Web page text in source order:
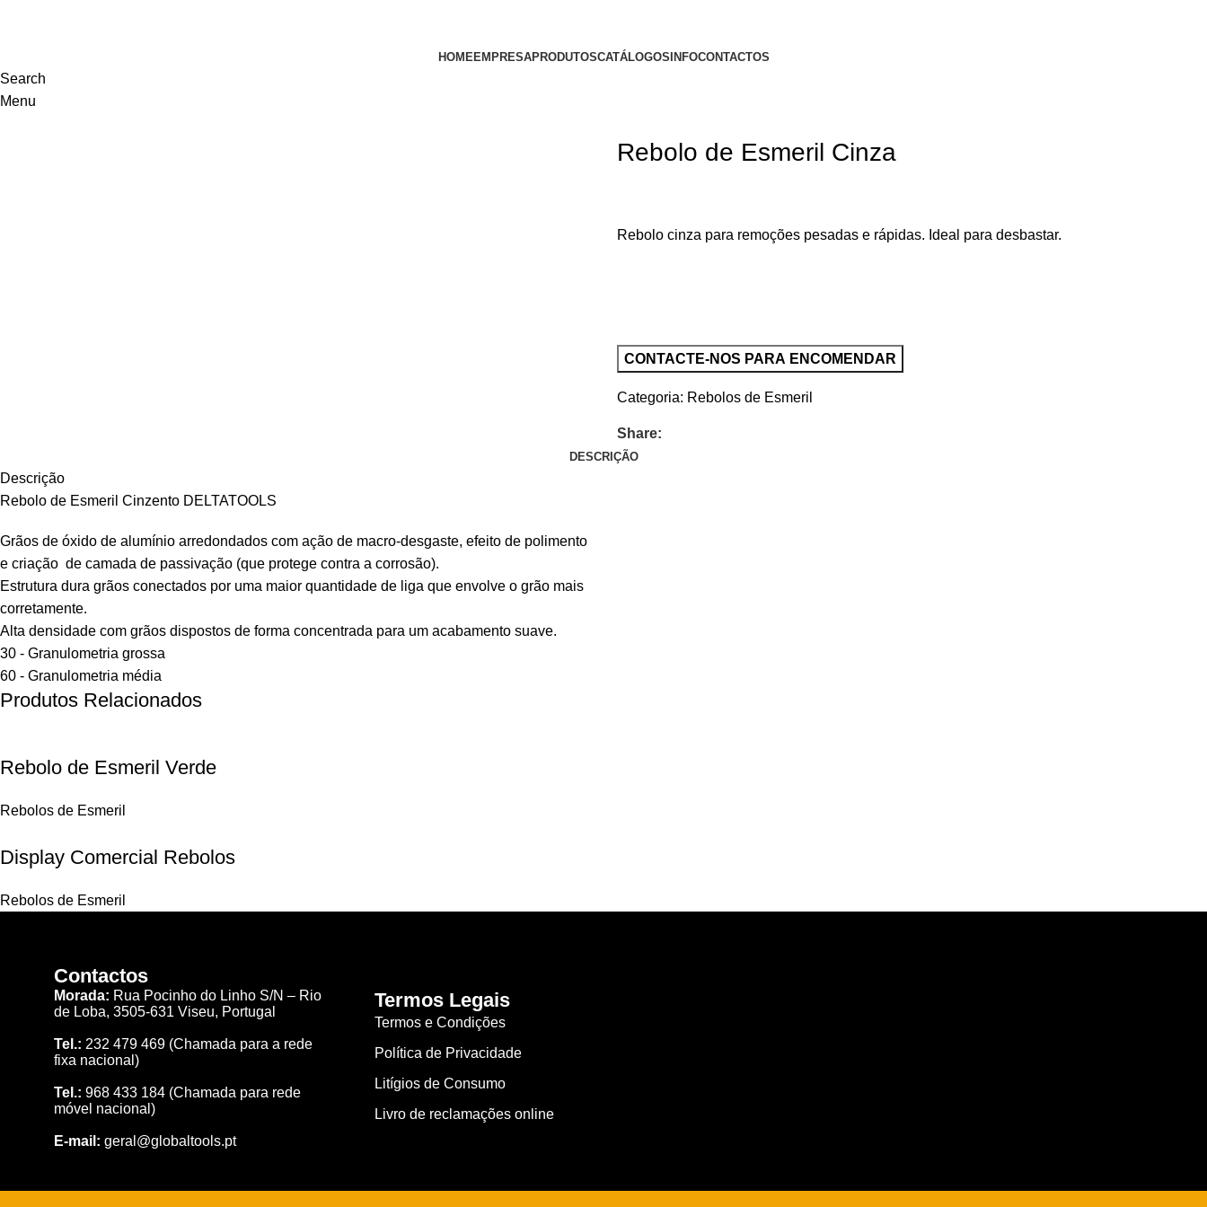
HOMEEMPRESAPRODUTOSCATÁLOGOS INFOCONTACTOS
Search
Menu
Rebolo de Esmeril Cinza
Rebolo cinza para remoções pesadas e rápidas. Ideal para desbastar.
Categoria: Rebolos de Esmeril
Share:
DESCRIÇÃO
Descrição
Rebolo de Esmeril Cinzento DELTATOOLS
Grãos de óxido de alumínio arredondados com ação de macro-desgaste, efeito de polimento
e criação de camada de passivação (que protege contra a corrosão).
Estrutura dura grãos conectados por uma maior quantidade de liga que envolve o grão mais
corretamente.
Alta densidade com grãos dispostos de forma concentrada para um acabamento suave.
30 - Granulometria grossa
60 - Granulometria média
Produtos Relacionados
Rebolo de Esmeril Verde
Rebolos de Esmeril
Display Comercial Rebolos
Rebolos de Esmeril
Contactos
Morada: Rua Pocinho do Linho S/N – Rio
de Loba,3505-631 Viseu, Portugal
Tel.: 232 479 469 (Chamada para a rede
fixa nacional)
Tel.: 968 433 184 (Chamada para rede
móvel nacional)
E-mail: geral@globaltools.pt
Termos Legais
Termos e Condições
Política de Privacidade
Litígios de Consumo
Livro de reclamações online